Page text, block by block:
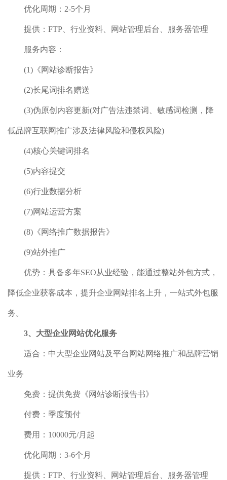
优化周期：2-5个月
提供：FTP、行业资料、网站管理后台、服务器管理
服务内容：
(1)《网站诊断报告》
(2)长尾词排名赠送
(3)伪原创内容更新(对广告法违禁词、敏感词检测，降
低品牌互联网推广涉及法律风险和侵权风险)
(4)核心关键词排名
(5)内容提交
(6)行业数据分析
(7)网站运营方案
(8)《网络推广数据报告》
(9)站外推广
优势：具备多年SEO从业经验，能通过整站外包方式，
降低企业获客成本，提升企业网站排名上升，一站式外包服
务。
3、大型企业网站优化服务
适合：中大型企业网站及平台网站网络推广和品牌营销
业务
免费：提供免费《网站诊断报告书》
付费：季度预付
费用：10000元/月起
优化周期：3-6个月
提供：FTP、行业资料、网站管理后台、服务器管理